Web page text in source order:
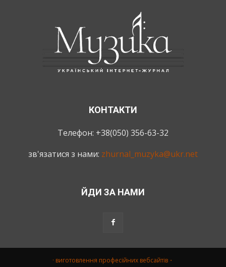
КОНТАКТИ
Телефон: +38(050) 356-63-32
зв'язатися з нами: zhurnal_muzyka@ukr.net
ЙДИ ЗА НАМИ
· виготовлення професійних вебсайтів・